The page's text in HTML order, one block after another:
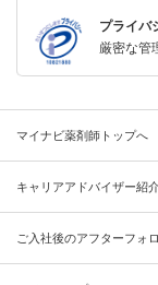
プライバ
厳密な管
マイナビ薬剤師トップへ
キャリアアドバイザー紹
ご入社後のアフターフォ